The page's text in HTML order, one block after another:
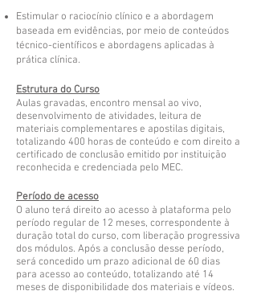
Estimular o raciocínio clínico e a abordagem
baseada em evidências, por meio de conteúdos
técnico-científicos e abordagens aplicadas à
prática clínica.
Estrutura do Curso
Aulas gravadas, encontro mensal ao vivo,
desenvolvimento de atividades, leitura de
materiais complementares e apostilas digitais,
totalizando 400 horas de conteúdo e com direito a
certificado de conclusão emitido por instituição
reconhecida e credenciada pelo MEC.
Período de acesso
O aluno terá direito ao acesso à plataforma pelo
período regular de 12 meses, correspondente à
duração total do curso, com liberação progressiva
dos módulos. Após a conclusão desse período,
será concedido um prazo adicional de 60 dias
para acesso ao conteúdo, totalizando até 14
meses de disponibilidade dos materiais e vídeos.